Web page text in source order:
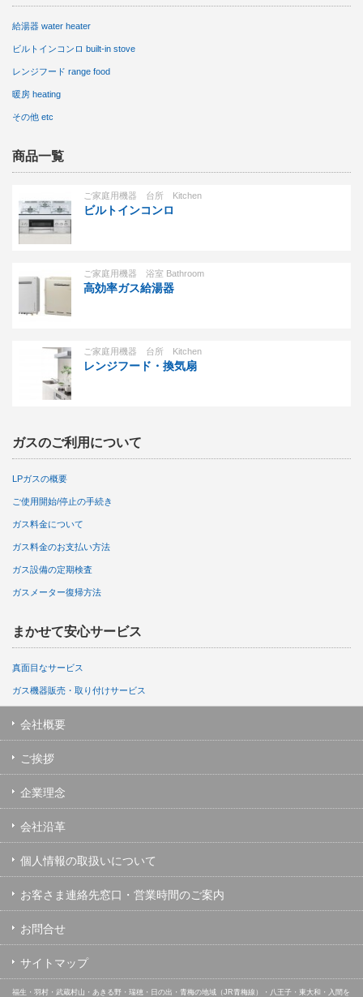
給湯器 water heater
ビルトインコンロ built-in stove
レンジフード range food
暖房 heating
その他 etc
商品一覧
ご家庭用機器 台所 Kitchen
ビルトインコンロ
ご家庭用機器 浴室 Bathroom
高効率ガス給湯器
ご家庭用機器 台所 Kitchen
レンジフード・換気扇
ガスのご利用について
LPガスの概要
ご使用開始/停止の手続き
ガス料金について
ガス料金のお支払い方法
ガス設備の定期検査
ガスメーター復帰方法
まかせて安心サービス
真面目なサービス
ガス機器販売・取り付けサービス
会社概要
ご挨拶
企業理念
会社沿革
個人情報の取扱いについて
お客さま連絡先窓口・営業時間のご案内
お問合せ
サイトマップ
福生・羽村・武蔵村山・あきる野・瑞穂・日の出・青梅の地域（JR青梅線）・八王子・東大和・入間を